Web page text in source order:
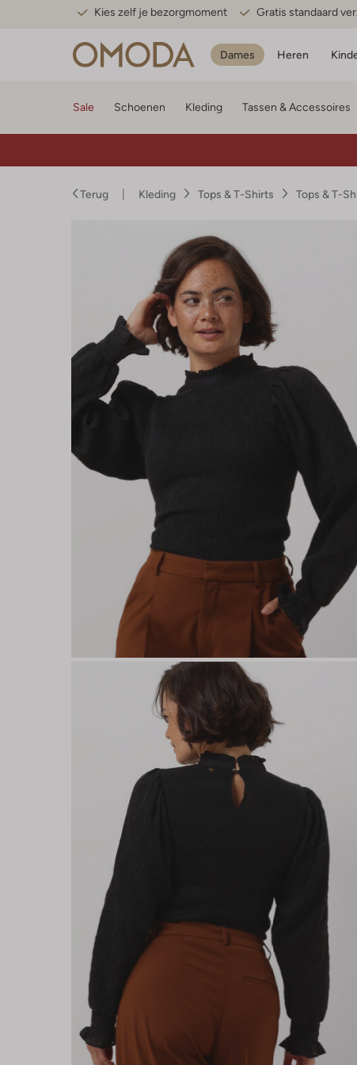
Kies zelf je bezorgmoment Gratis standaard
Dames Heren
Sale Schoenen Kleding Tassen & Accessoires
Terug Kleding Tops & T-Shirts Tops & T-